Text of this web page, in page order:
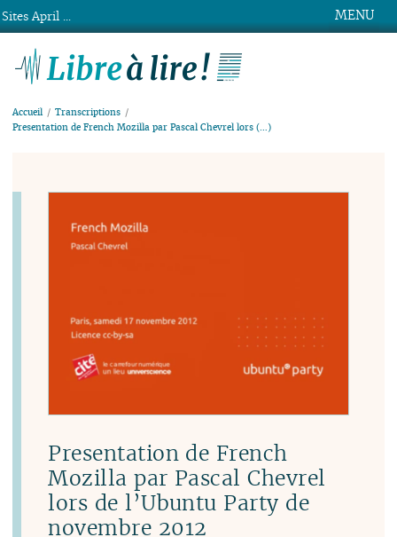
MENU
Accueil
Transcriptions
Presentation de French Mozilla par Pascal Chevrel lors (…)
Presentation de French
Mozilla par Pascal Chevrel
lors de l’Ubuntu Party de
novembre 2012
Sites April ...